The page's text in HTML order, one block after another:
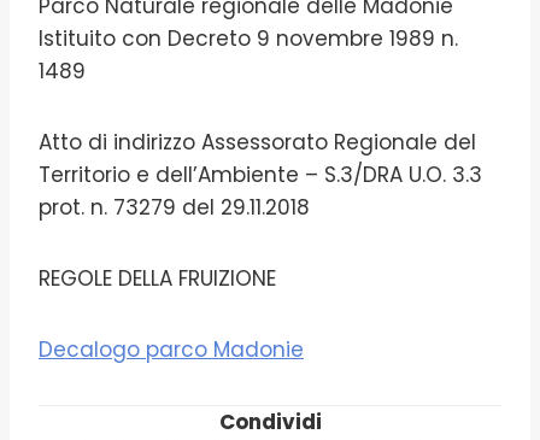
Istituito con Decreto 9 novembre 1989 n.
1489
Atto di indirizzo Assessorato Regionale del
Territorio e dell’Ambiente – S.3/DRA U.O. 3.3
prot. n. 73279 del 29.11.2018
REGOLE DELLA FRUIZIONE
Decalogo parco Madonie
Condividi